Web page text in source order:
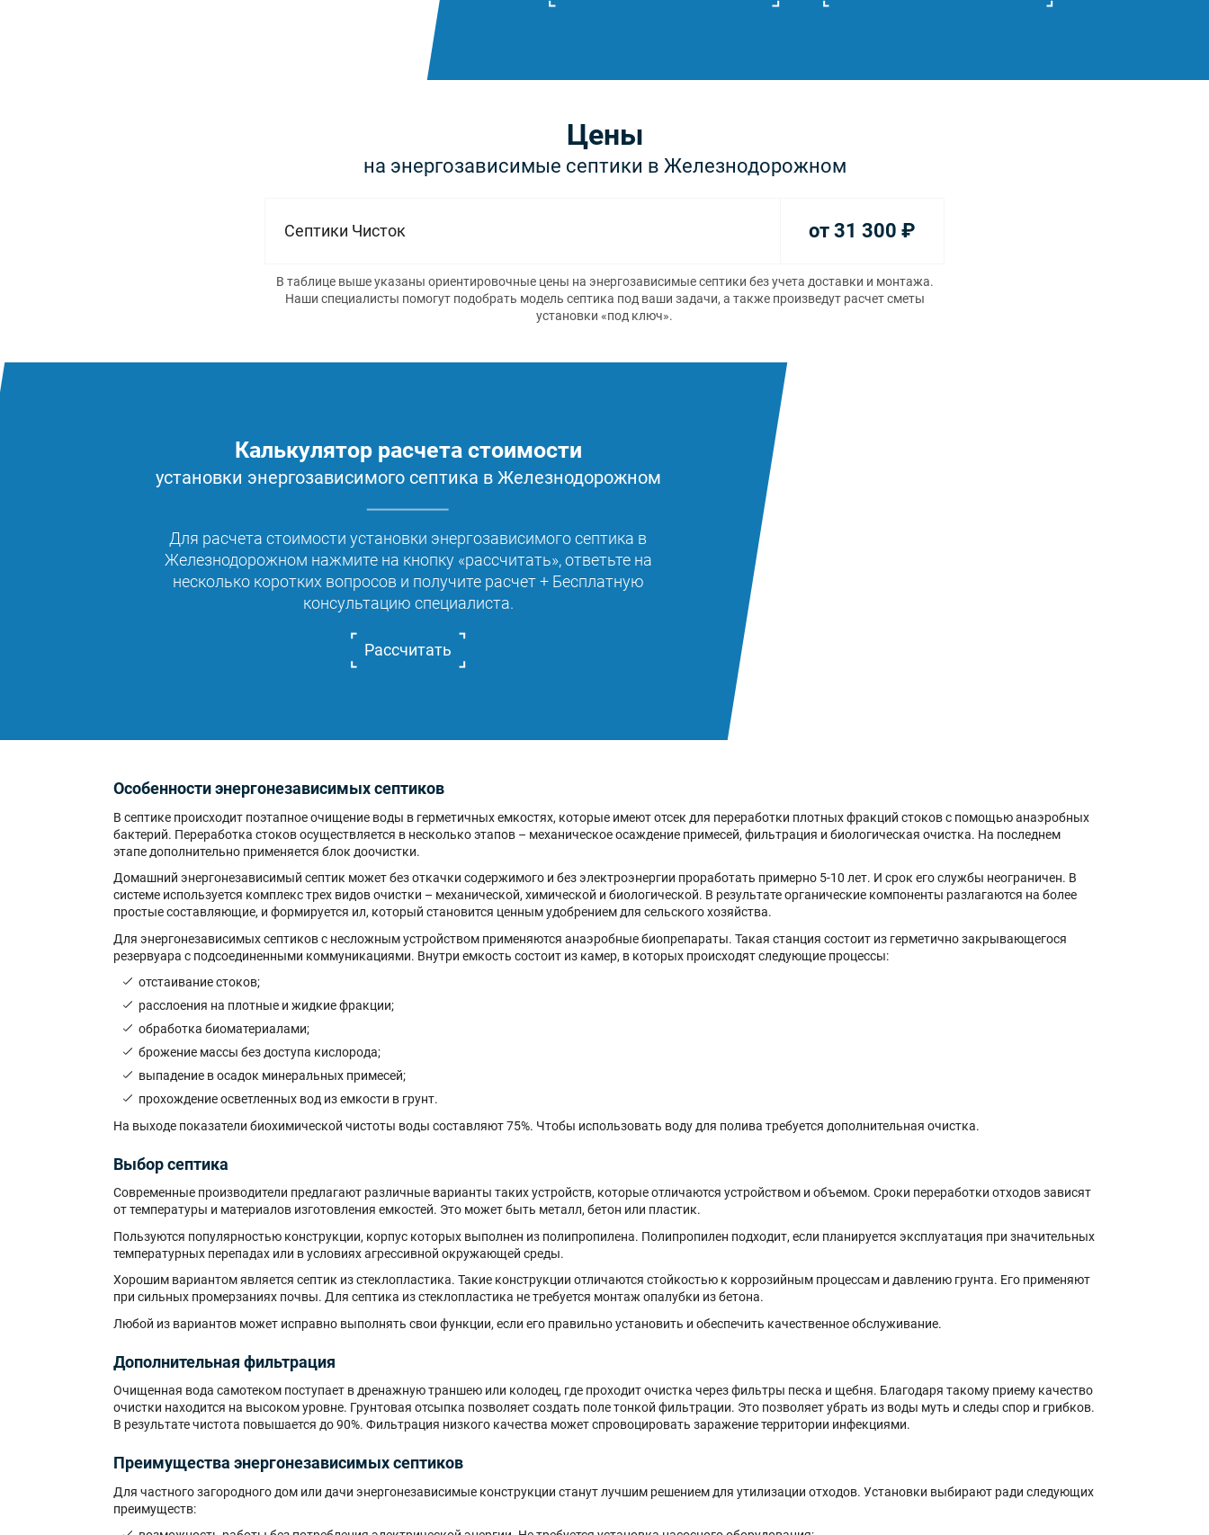
Цены
на энергозависимые септики в Железнодорожном
Септики Чисток от 31 300 ₽
В таблице выше указаны ориентировочные цены на энергозависимые септики без учета доставки и монтажа.
Наши специалисты помогут подобрать модель септика под ваши задачи, а также произведут расчет сметы
установки «под ключ».
Калькулятор расчета стоимости
установки энергозависимого септика в Железнодорожном
Для расчета стоимости установки энергозависимого септика в
Железнодорожном нажмите на кнопку «рассчитать», ответьте на
несколько коротких вопросов и получите расчет + Бесплатную
консультацию специалиста.
Рассчитать
Особенности энергонезависимых септиков
В септике происходит поэтапное очищение воды в герметичных емкостях, которые имеют отсек для переработки плотных фракций стоков с помощью анаэробных
бактерий. Переработка стоков осуществляется в несколько этапов – механическое осаждение примесей, фильтрация и биологическая очистка. На последнем
этапе дополнительно применяется блок доочистки.
Домашний энергонезависимый септик может без откачки содержимого и без электроэнергии проработать примерно 5-10 лет. И срок его службы неограничен. В
системе используется комплекс трех видов очистки – механической, химической и биологической. В результате органические компоненты разлагаются на более
простые составляющие, и формируется ил, который становится ценным удобрением для сельского хозяйства.
Для энергонезависимых септиков с несложным устройством применяются анаэробные биопрепараты. Такая станция состоит из герметично закрывающегося
резервуара с подсоединенными коммуникациями. Внутри емкость состоит из камер, в которых происходят следующие процессы:
отстаивание стоков;
расслоения на плотные и жидкие фракции;
обработка биоматериалами;
брожение массы без доступа кислорода;
выпадение в осадок минеральных примесей;
прохождение осветленных вод из емкости в грунт.
На выходе показатели биохимической чистоты воды составляют 75%. Чтобы использовать воду для полива требуется дополнительная очистка.
Выбор септика
Современные производители предлагают различные варианты таких устройств, которые отличаются устройством и объемом. Сроки переработки отходов зависят
от температуры и материалов изготовления емкостей. Это может быть металл, бетон или пластик.
Пользуются популярностью конструкции, корпус которых выполнен из полипропилена. Полипропилен подходит, если планируется эксплуатация при значительных
температурных перепадах или в условиях агрессивной окружающей среды.
Хорошим вариантом является септик из стеклопластика. Такие конструкции отличаются стойкостью к коррозийным процессам и давлению грунта. Его применяют
при сильных промерзаниях почвы. Для септика из стеклопластика не требуется монтаж опалубки из бетона.
Любой из вариантов может исправно выполнять свои функции, если его правильно установить и обеспечить качественное обслуживание.
Дополнительная фильтрация
Очищенная вода самотеком поступает в дренажную траншею или колодец, где проходит очистка через фильтры песка и щебня. Благодаря такому приему качество
очистки находится на высоком уровне. Грунтовая отсыпка позволяет создать поле тонкой фильтрации. Это позволяет убрать из воды муть и следы спор и грибков.
В результате чистота повышается до 90%. Фильтрация низкого качества может спровоцировать заражение территории инфекциями.
Преимущества энергонезависимых септиков
Для частного загородного дом или дачи энергонезависимые конструкции станут лучшим решением для утилизации отходов. Установки выбирают ради следующих
преимуществ: